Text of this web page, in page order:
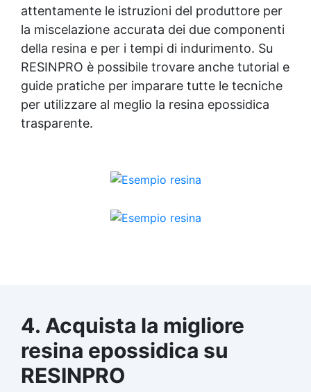
attentamente le istruzioni del produttore per
la miscelazione accurata dei due componenti
della resina e per i tempi di indurimento. Su
RESINPRO è possibile trovare anche tutorial e
guide pratiche per imparare tutte le tecniche
per utilizzare al meglio la resina epossidica
trasparente.
4. Acquista la migliore
resina epossidica su
RESINPRO